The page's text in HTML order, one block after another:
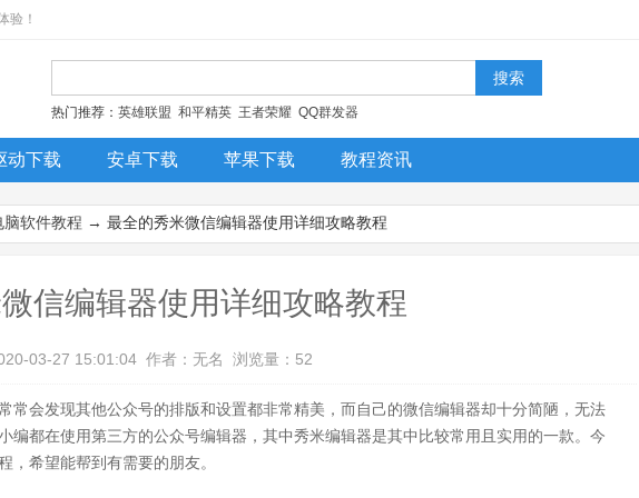
验！
热门推荐： 英雄联盟 和平精英 王者荣耀 QQ群发器
动下载 安卓下载 苹果下载 教程资讯
今日更新 排行榜 装机必备
脑软件教程 → 最全的秀米微信编辑器使用详细攻略教程
信编辑器使用详细攻略教程
03-27 15:01:04 作者：无名 浏览量：52
常会发现其他公众号的排版和设置都非常精美，而自己的微信编辑器却十分简陋，无法
编都在使用第三方的公众号编辑器，其中秀米编辑器是其中比较常用且实用的一款。今
，希望能帮到有需要的朋友。